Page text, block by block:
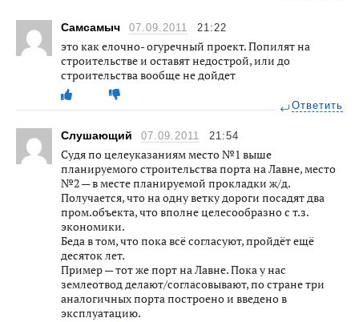
Самсамыч 07.09.2011 21:22
это как елочно- огуречный проект. Попилят на
строительстве и оставят недострой, или до
строительства вообще не дойдет
Ответить
Слушающий 07.09.2011 21:54
Судя по целеуказаниям место №1 выше
планируемого строительства порта на Лавне, место
№2 — в месте планируемой прокладки ж/д.
Получается, что на одну ветку дороги посадят два
пром.объекта, что вполне целесообразно с т.з.
экономики.
Беда в том, что пока всё согласуют, пройдёт ещё
десяток лет.
Пример — тот же порт на Лавне. Пока у нас
землеотвод делают/согласовывают, по стране три
аналогичных порта построено и введено в
эксплуатацию.